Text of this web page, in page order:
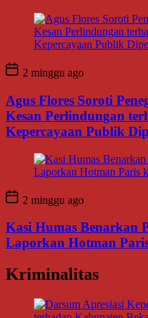
2 minggu ago
Agus Flores Soroti
Kesan Perlindungan
Kepercayaan Publik
2 minggu ago
Kasi Humas Benarkan
Laporkan Hotman
Kriminalitas